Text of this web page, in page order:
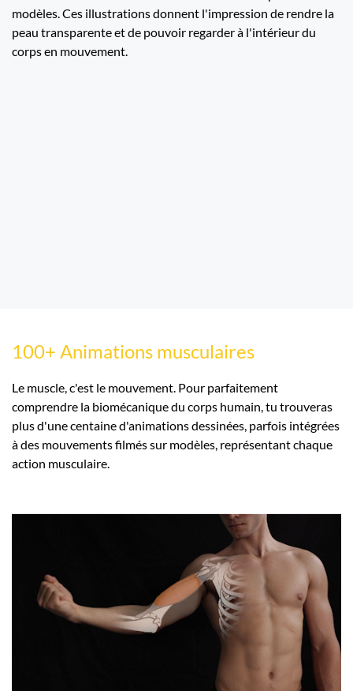
modèles. Ces illustrations donnent l'impression de rendre la
peau transparente et de pouvoir regarder à l'intérieur du
corps en mouvement.
100+ Animations musculaires
Le muscle, c'est le mouvement. Pour parfaitement
comprendre la biomécanique du corps humain, tu trouveras
plus d'une centaine d'animations dessinées, parfois intégrées
à des mouvements filmés sur modèles, représentant chaque
action musculaire.